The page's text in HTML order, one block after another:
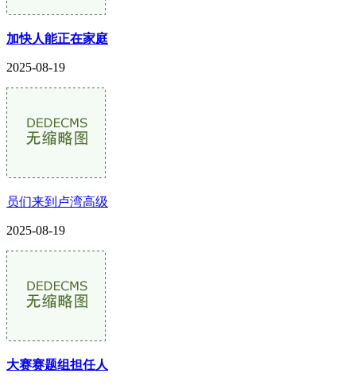
加快人能正在家庭
2025-08-19
员们来到卢湾高级
2025-08-19
大赛赛题组担任人